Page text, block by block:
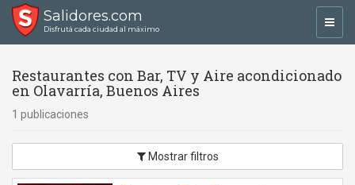
Salidores.com
Disfrutá cada ciudad al máximo
Restaurantes con Bar, TV y Aire acondicionado
en Olavarría, Buenos Aires
1 publicaciones
Mostrar filtros